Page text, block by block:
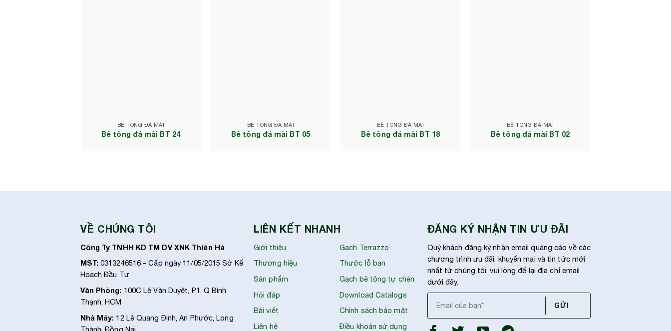
BÊ TÔNG ĐÁ MÀI
Bê tông đá mài BT 24
BÊ TÔNG ĐÁ MÀI
Bê tông đá mài BT 05
BÊ TÔNG ĐÁ MÀI
Bê tông đá mài BT 18
BÊ TÔNG ĐÁ MÀI
Bê tông đá mài BT 02
VỀ CHÚNG TÔI
Công Ty TNHH KD TM DV XNK Thiên Hà
MST: 0313246516 – Cấp ngày 11/05/2015 Sở Kế
Hoạch Đầu Tư
Văn Phòng: 100C Lê Văn Duyệt, P1, Q Bình
Thạnh, HCM
Nhà Máy: 12 Lê Quang Định, An Phước, Long
Thành, Đồng Nai
LIÊN KẾT NHANH
Giới thiệu
Thương hiệu
Sản phẩm
Hỏi đáp
Bài viết
Liên hệ
Gạch Terrazzo
Thước lỗ ban
Gạch bê tông tự chèn
Download Catalogs
Chính sách bảo mật
Điều khoản sử dụng
ĐĂNG KÝ NHẬN TIN ƯU ĐÃI
Quý khách đăng ký nhận email quảng cáo về các
chương trình ưu đãi, khuyến mại và tin tức mới
nhất từ chúng tôi, vui lòng để lại địa chỉ email
dưới đây.